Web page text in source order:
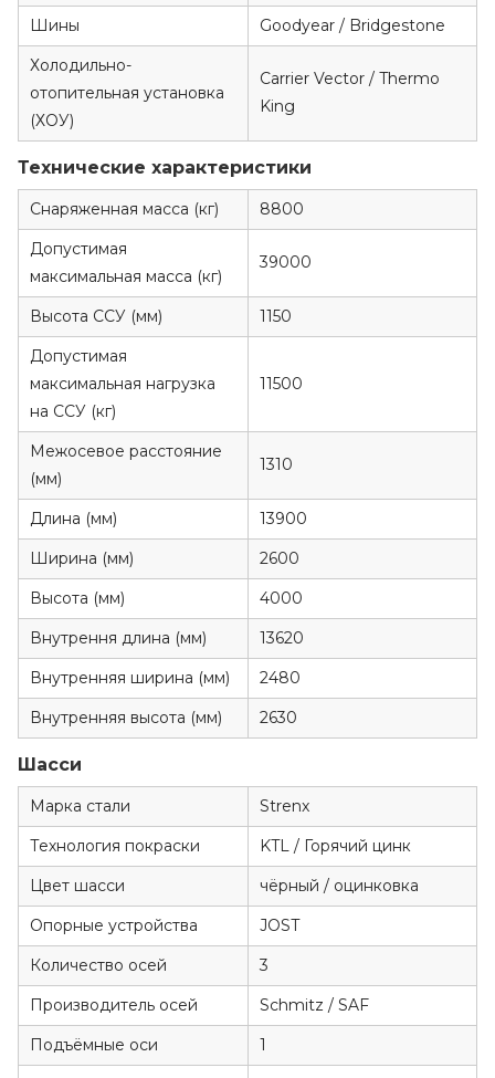
Шины
Goodyear / Bridgestone
Холодильно-
отопительная установка
(ХОУ)
Carrier Vector / Thermo
King
Технические характеристики
Снаряженная масса (кг)
8800
Допустимая
максимальная масса (кг)
39000
Высота ССУ (мм)
1150
Допустимая
максимальная нагрузка
на ССУ (кг)
11500
Межосевое расстояние
(мм)
1310
Длина (мм)
13900
Ширина (мм)
2600
Высота (мм)
4000
Внутрення длина (мм)
13620
Внутренняя ширина (мм)
2480
Внутренняя высота (мм)
2630
Шасси
Марка стали
Strenx
Технология покраски
KTL / Горячий цинк
Цвет шасси
чёрный / оцинковка
Опорные устройства
JOST
Количество осей
3
Производитель осей
Schmitz / SAF
Подъёмные оси
1